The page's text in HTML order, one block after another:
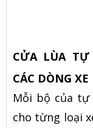
CỬA LÙA TỰ
CÁC DÒNG XE
Mỗi bộ của
cho từng loại